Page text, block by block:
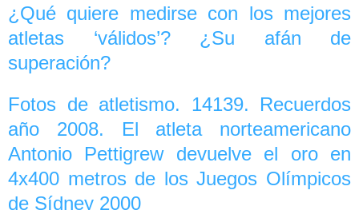
¿Qué quiere medirse con los mejores
atletas ‘válidos’? ¿Su afán de
superación?
Fotos de atletismo. 14139. Recuerdos
año 2008. El atleta norteamericano
Antonio Pettigrew devuelve el oro en
4x400 metros de los Juegos Olímpicos
de Sídney 2000